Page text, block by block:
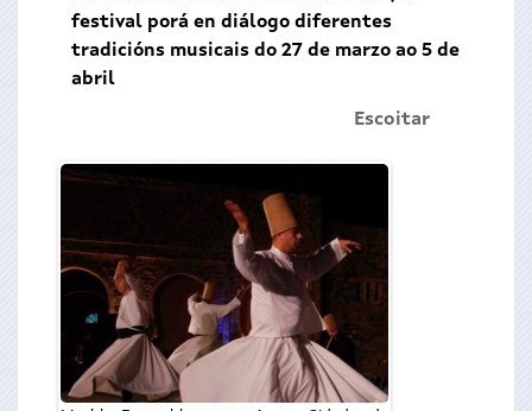
festival porá en diálogo diferentes
tradicións musicais do 27 de marzo ao 5 de
abril
Escoitar